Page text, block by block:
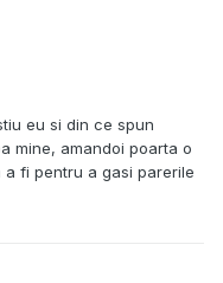
eu si din ce spun
mine, amandoi poarta o
fi pentru a gasi parerile